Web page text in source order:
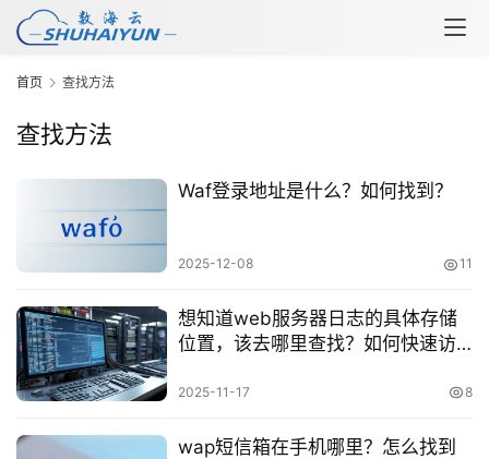
云
计
算
首页 查找方法
查找方法
Waf登录地址是什么？如何找到？
2025-12-08 11
想知道web服务器日志的具体存储
位置，该去哪里查找？如何快速访
2025-11-17 8
wap短信箱在手机哪里？怎么找到